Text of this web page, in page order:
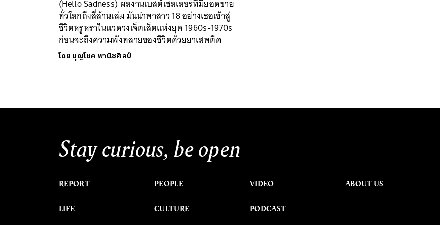
(Hello Sadness) ผลงานเบสต์เซลเลอร์ที่มียอดขาย
ทั่วโลกถึงสี่ล้านเล่ม มันนำพาสาว 18 อย่างเธอเข้าสู่
ชีวิตหรูหราในแวดวงเจ็ตเส็ตแห่งยุค 1960s-1970s
ก่อนจะถึงความพังทลายของชีวิตด้วยยาเสพติด
โดย บุญโชค พานิชศิลป์
Stay curious, be open
REPORT
LIFE
PEOPLE
CULTURE
VIDEO
PODCAST
ABOUT US